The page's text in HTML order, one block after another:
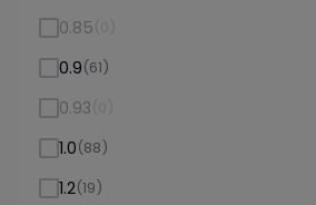
0.85
0.9(61)
0.93
1.0(88)
1.2(19)